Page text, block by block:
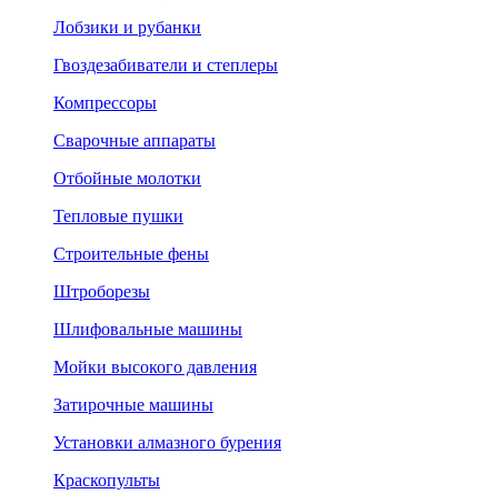
Лобзики и рубанки
Гвоздезабиватели и степлеры
Компрессоры
Сварочные аппараты
Отбойные молотки
Тепловые пушки
Строительные фены
Штроборезы
Шлифовальные машины
Мойки высокого давления
Затирочные машины
Установки алмазного бурения
Краскопульты